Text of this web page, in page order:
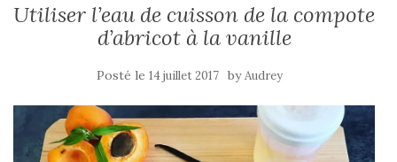
Utiliser l’eau de cuisson de la compote
d’abricot à la vanille
Posté le 14 juillet 2017 byAudrey